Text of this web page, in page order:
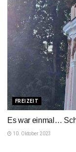
FREIZEIT
Es war einmal…
10. Oktober 2023